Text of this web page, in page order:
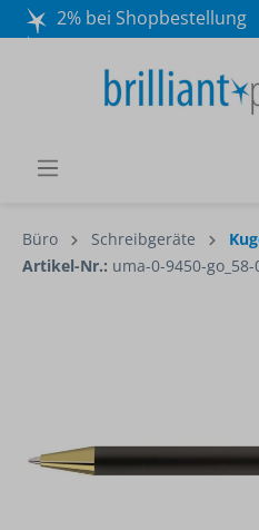
2% bei Shopbestellung
Wir beraten Sie gerne:
Büro Schreibgeräte
Artikel-Nr.: uma-0-9450-